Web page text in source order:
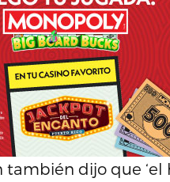
también dijo que